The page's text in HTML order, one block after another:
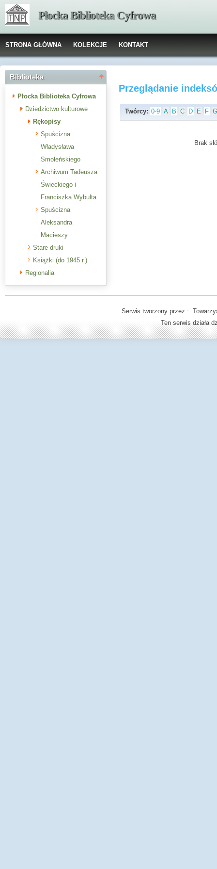
Płocka Biblioteka Cyfrowa
STRONA GŁÓWNA KOLEKCJE KONTAKT
Biblioteka
Płocka Biblioteka Cyfrowa
Dziedzictwo kulturowe
Rękopisy
Spuścizna
Władysława
Smoleńskiego
Archiwum Tadeusza
Świeckiego i
Franciszka Wybulta
Spuścizna
Aleksandra
Macieszy
Stare druki
Książki (do 1945 r.)
Regionalia
Przeglądanie
Twórcy: 0-9 A B C D E F
Brak
Serwis tworzony przez :
Ten serwis działa